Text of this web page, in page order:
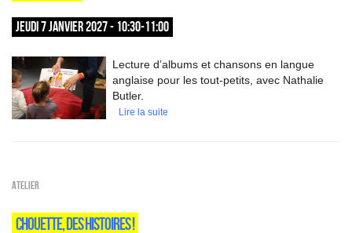
JEUDI 7 JANVIER 2027 - 10:30-11:00
Lecture d’albums et chansons en langue
anglaise pour les tout-petits, avec Nathalie
Butler.
Lire la suite
Atelier
CHOUETTE, DES HISTOIRES !